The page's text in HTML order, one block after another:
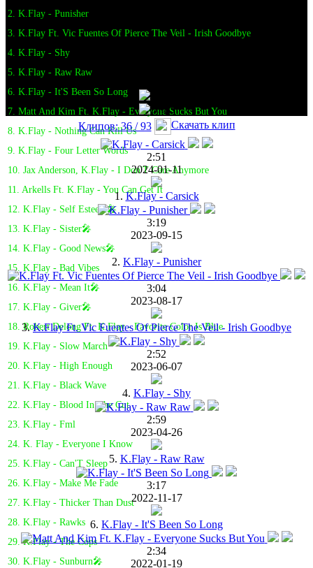
2. K.Flay - Punisher
3. K.Flay Ft. Vic Fuentes Of Pierce The Veil - Irish Goodbye
4. K.Flay - Shy
5. K.Flay - Raw Raw
6. K.Flay - It'S Been So Long
7. Matt And Kim Ft. K.Flay - Everyone Sucks But You
8. K.Flay - Nothing Can Kill Us
9. K.Flay - Four Letter Words
10. Jax Anderson, K.Flay - I Don'T Care Anymore
11. Arkells Ft. K.Flay - You Can Get It
12. K.Flay - Self Esteem🎤
13. K.Flay - Sister🎤
14. K.Flay - Good News🎤
15. K.Flay - Bad Vibes
16. K.Flay - Mean It🎤
17. K.Flay - Giver🎤
18. Robert Delong Ft. K.Flay - Favorite Color Is Blue
19. K.Flay - Slow March
20. K.Flay - High Enough
21. K.Flay - Black Wave
22. K.Flay - Blood In The Cut
23. K.Flay - Fml
24. K. Flay - Everyone I Know
25. K.Flay - Can'T Sleep
26. K.Flay - Make Me Fade
27. K.Flay - Thicker Than Dust
28. K.Flay - Rawks
29. K.Flay - The Cops
30. K.Flay - Sunburn🎤
Клипов: 36 / 93 Скачать клип
2:51
2024-01-11
1.K.Flay - Carsick
3:19
2023-09-15
2. K.Flay - Punisher
3:04
2023-08-17
3.K.Flay Ft. Vic Fuentes Of Pierce The Veil - Irish Goodbye
2:52
2023-06-07
4. K.Flay - Shy
2:59
2023-04-26
5. K.Flay - Raw Raw
3:17
2022-11-17
6. K.Flay - It'S Been So Long
2:34
2022-01-19